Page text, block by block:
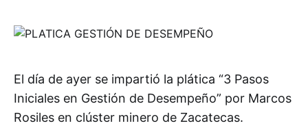
El día de ayer se impartió la plática “3 Pasos
Iniciales en Gestión de Desempeño” por Marcos
Rosiles en clúster minero de Zacatecas.